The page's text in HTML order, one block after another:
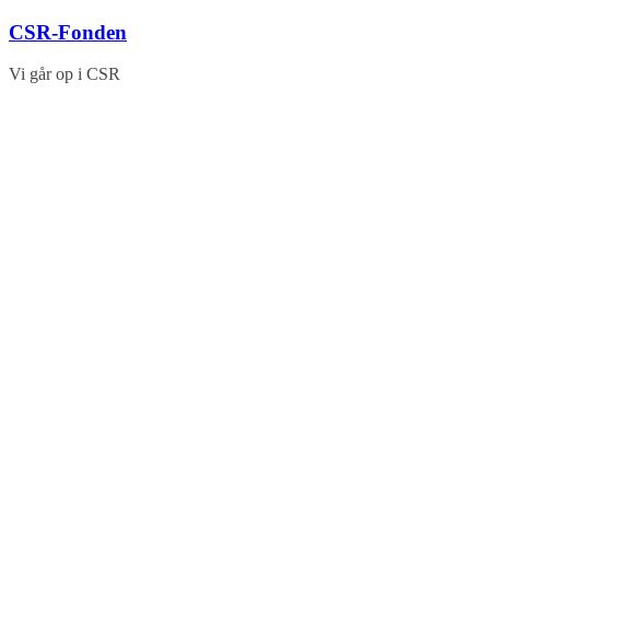
Skip
content
CSR-Fonden
Vi går op i CSR